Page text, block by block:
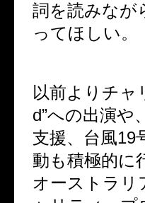
詞を読みなが
ってほしい。
以前よりチャ
d”への出演や
支援、台風19
動も積極的に
オーストラリ